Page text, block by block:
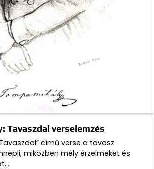
Tavaszdal verselemzés
című verse a tavasz
miközben mély érzelmeket és